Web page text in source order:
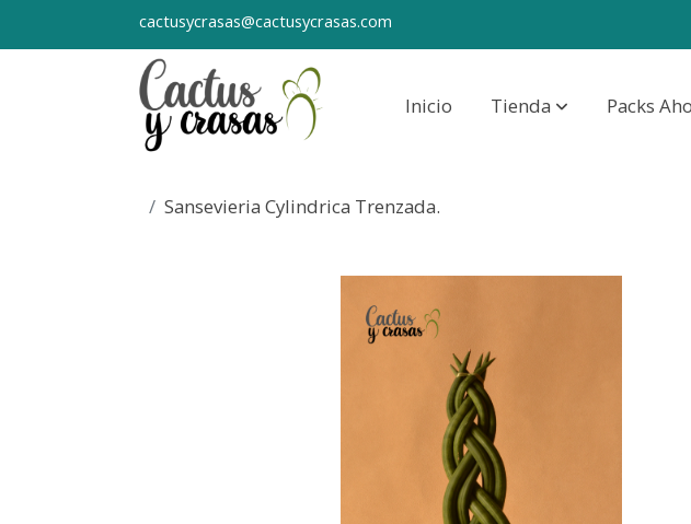
cactusycrasas@cactusycrasas.com
Inicio Tienda Packs
Sansevieria Cylindrica Trenzada.